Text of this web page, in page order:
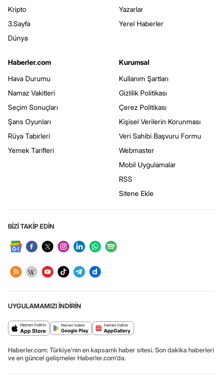
Kripto
3.Sayfa
Dünya
Yazarlar
Yerel Haberler
Haberler.com
Hava Durumu
Namaz Vakitleri
Seçim Sonuçları
Şans Oyunları
Rüya Tabirleri
Yemek Tarifleri
Kurumsal
Kullanım Şartları
Gizlilik Politikası
Çerez Politikası
Kişisel Verilerin Korunması
Veri Sahibi Başvuru Formu
Webmaster
Mobil Uygulamalar
RSS
Sitene Ekle
BİZİ TAKİP EDİN
UYGULAMAMIZI İNDİRİN
Haberler.com: Türkiye’nin en kapsamlı haber sitesi. Son dakika haberleri
ve en güncel gelişmeler Haberler.com’da.